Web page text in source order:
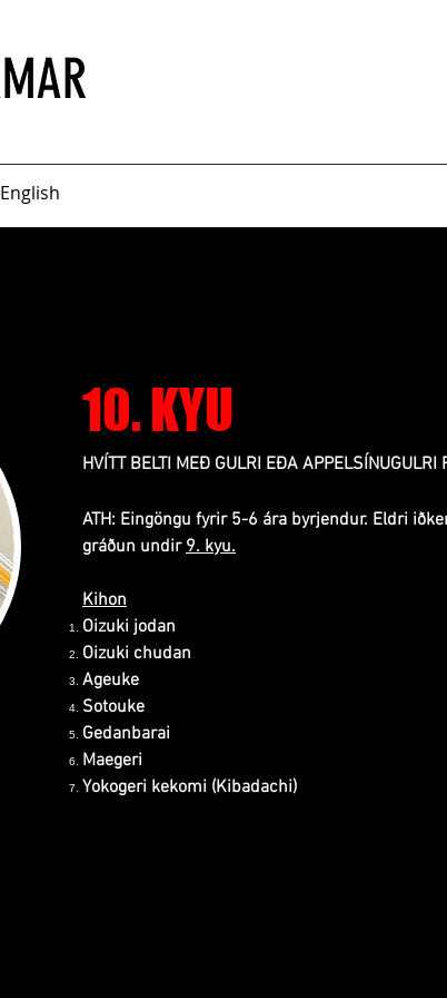
English
10. KYU
HVÍTT BELTI MEÐ GULRI EÐA APPELSÍNUGULRI
ATH: Eingöngu fyrir 5-6 ára byrjendur. Eldri
gráðun undir9. kyu.
Kihon
Oizuki jodan
Oizuki chudan
Ageuke
Sotouke
Gedanbarai
Maegeri
Yokogeri kekomi (Kibadachi)